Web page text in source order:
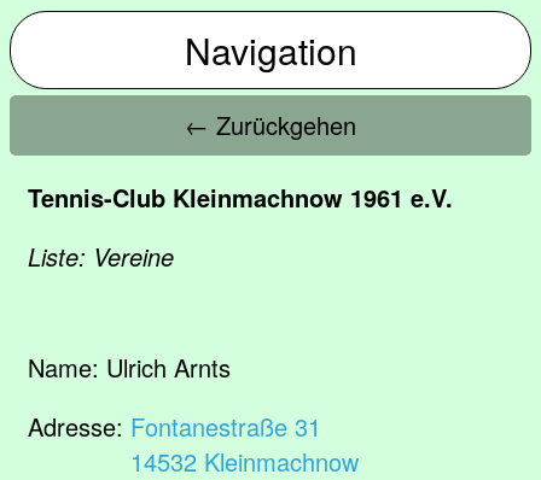
Navigation
← Zurückgehen
Tennis-Club Kleinmachnow 1961 e.V.
Liste: Vereine
Name: Ulrich Arnts
Adresse: Fontanestraße 31
14532 Kleinmachnow